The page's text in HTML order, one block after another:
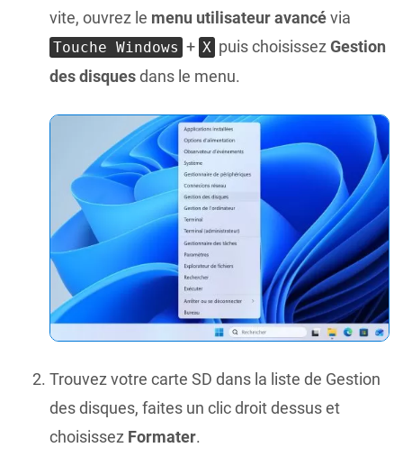
vite, ouvrez le menu utilisateur avancévia
Touche Windows + X puis choisissez Gestion
des disquesdans le menu.
Trouvez votre carte SD dans la liste de Gestion
des disques, faites un clic droit dessus et
choisissez Formater.